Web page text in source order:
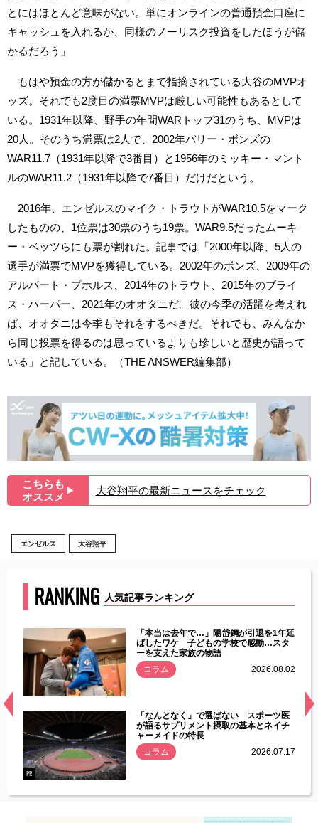
とにはほとんど意味がない。単にオンラインの普通預金口座に
キャッシュを入れるか、同様のノーリスク投資をしたほうが儲
かるだろう」
もはや預金の方が儲かるとまで指摘されている大谷のMVPオ
ッズ。それでも2度目の満票MVPは厳しい可能性もあるとして
いる。1931年以降、野手の年間WARトップ31のうち、MVPは
20人。そのうち満票は2人で、2002年バリー・ボンズの
WAR11.7（1931年以降で3番目）と1956年のミッキー・マント
ルのWAR11.2（1931年以降で7番目）だけだという。
2016年、エンゼルスのマイク・トラウトがWAR10.5をマーク
したものの、1位票は30票のうち19票。WAR9.5だったムーキ
ー・ベッツらにも票が割れた。記事では「2000年以降、5人の
選手が満票でMVPを獲得している。2002年のボンズ、2009年の
アルバート・プホルス、2014年のトラウト、2015年のブライ
ス・ハーパー、2021年のオオタニだ。彼の今季の活躍を考えれ
ば、オオタニは今季もそれをするべきだ。それでも、みんなか
ら同じ投票を得るのは思っているよりも珍しいと歴史が語って
いる」と記している。（THE ANSWER編集部）
こちらも
オススメ ▶︎ 大谷翔平の最新ニュースをチェック
エンゼルス 大谷翔平
RANKING 人気記事ランキング
常
「本当は去年で…」陽岱鋼が引退を1年延
ばしたワケ 子どもの学校で感動…スタ
ーを支えた家族の物語
コラム
2026.08.02
PR
「なんとなく」で選ばない スポーツ医
が語るサプリメント摂取の基本とネイチ
ャーメイドの特長
コラム
2026.07.17